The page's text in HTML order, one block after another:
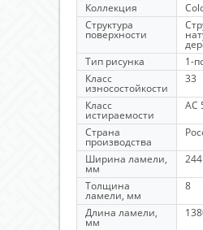
Коллекция
Структура
поверхности
Тип рисунка
1-
Класс
износостойкости
33
Класс
истираемости
AC
Страна
производства
Ширина ламели,
мм
244
Толщина
ламели, мм
8
Длина ламели,
мм